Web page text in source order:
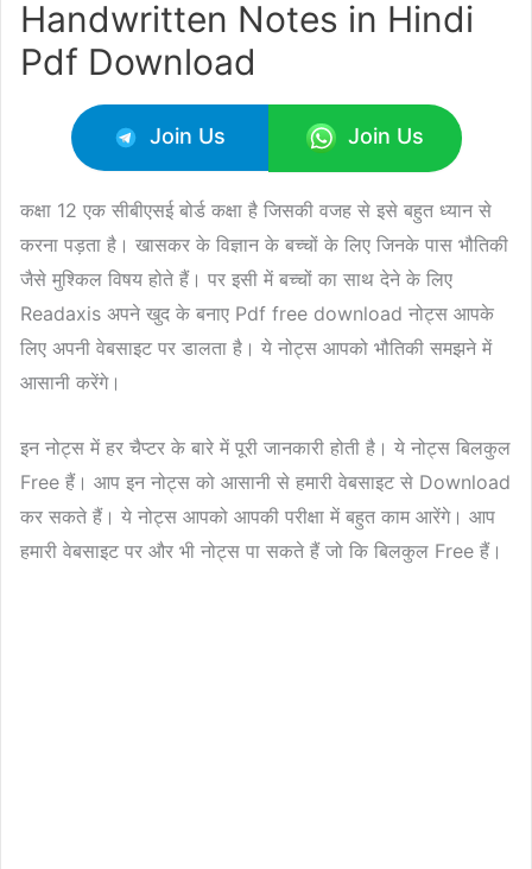
Handwritten Notes in Hindi
Pdf Download
Join Us Join Us
कक्षा 12 एक सीबीएसई बोर्ड कक्षा है जिसकी वजह से इसे बहुत ध्यान से
करना पड़ता है। खासकर के विज्ञान के बच्चों के लिए जिनके पास भौतिकी
जैसे मुश्किल विषय होते हैं। पर इसी में बच्चों का साथ देने के लिए
Readaxis अपने खुद के बनाए Pdf free download नोट्स आपके
लिए अपनी वेबसाइट पर डालता है। ये नोट्स आपको भौतिकी समझने में
आसानी करेंगे।
इन नोट्स में हर चैप्टर के बारे में पूरी जानकारी होती है। ये नोट्स बिलकुल
Free हैं। आप इन नोट्स को आसानी से हमारी वेबसाइट से Download
कर सकते हैं। ये नोट्स आपको आपकी परीक्षा में बहुत काम आरेंगे। आप
हमारी वेबसाइट पर और भी नोट्स पा सकते हैं जो कि बिलकुल Free हैं।